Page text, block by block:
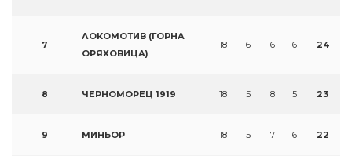
7
ЛОКОМОТИВ (ГОРНА
ОРЯХОВИЦА)
18 6 6 6 24
8 ЧЕРНОМОРЕЦ 1919 18 5 8 5 23
9 МИНЬОР 18 5 7 6 22